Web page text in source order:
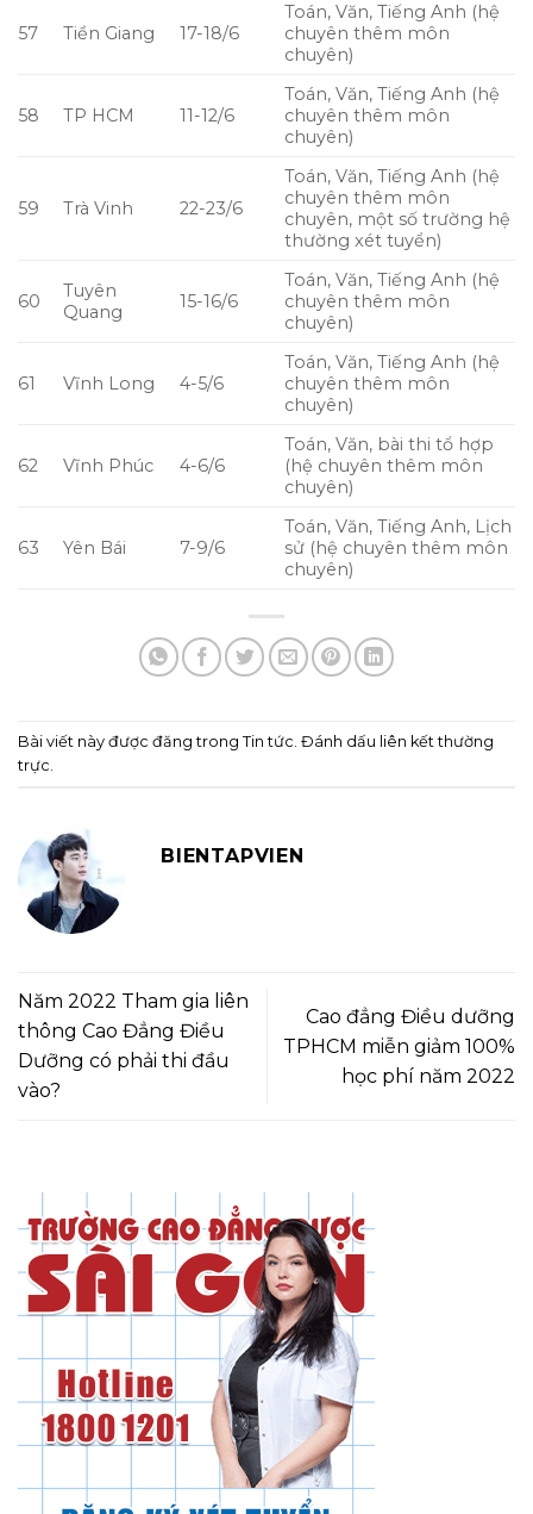
57 Tiền Giang 17-18/6
Toán, Văn, Tiếng Anh (hệ
chuyên thêm môn
chuyên)
58 TP HCM 11-12/6
Toán, Văn, Tiếng Anh (hệ
chuyên thêm môn
chuyên)
59 Trà Vinh 22-23/6
Toán, Văn, Tiếng Anh (hệ
chuyên thêm môn
chuyên, một số trường hệ
thường xét tuyển)
60
Tuyên
Quang
15-16/6
Toán, Văn, Tiếng Anh (hệ
chuyên thêm môn
chuyên)
61 Vĩnh Long 4-5/6
Toán, Văn, Tiếng Anh (hệ
chuyên thêm môn
chuyên)
62 Vĩnh Phúc 4-6/6
Toán, Văn, bài thi tổ hợp
(hệ chuyên thêm môn
chuyên)
63 Yên Bái 7-9/6
Toán, Văn, Tiếng Anh, Lịch
sử (hệ chuyên thêm môn
chuyên)
Bài viết này được đăng trong Tin tức . Đánh dấu liên kết thường
trực
BIENTAPVIEN
Năm 2022 Tham gia liên
thông Cao Đẳng Điều
Dưỡng có phải thi đầu
vào?
Cao đẳng Điều dưỡng
TPHCM miễn giảm 100%
học phí năm 2022